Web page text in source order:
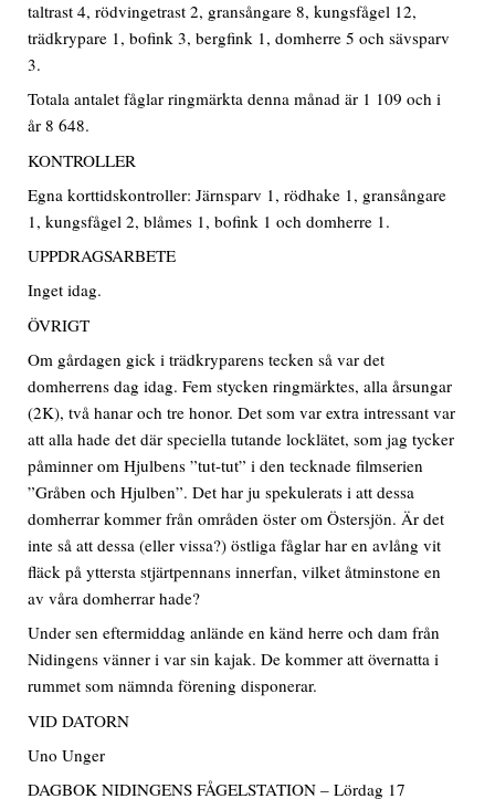
taltrast 4, rödvingetrast 2, gransångare 8, kungsfågel 12,
trädkrypare 1, bofink 3, bergfink 1, domherre 5 och sävsparv
3.
Totala antalet fåglar ringmärkta denna månad är 1 109 och i
år 8 648.
KONTROLLER
Egna korttidskontroller: Järnsparv 1, rödhake 1, gransångare
1, kungsfågel 2, blåmes 1, bofink 1 och domherre 1.
UPPDRAGSARBETE
Inget idag.
ÖVRIGT
Om gårdagen gick i trädkryparens tecken så var det
domherrens dag idag. Fem stycken ringmärktes, alla årsungar
(2K), två hanar och tre honor. Det som var extra intressant var
att alla hade det där speciella tutande locklätet, som jag tycker
påminner om Hjulbens ”tut-tut” i den tecknade filmserien
”Gråben och Hjulben”. Det har ju spekulerats i att dessa
domherrar kommer från områden öster om Östersjön. Är det
inte så att dessa (eller vissa?) östliga fåglar har en avlång vit
fläck på yttersta stjärtpennans innerfan, vilket åtminstone en
av våra domherrar hade?
Under sen eftermiddag anlände en känd herre och dam från
Nidingens vänner i var sin kajak. De kommer att övernatta i
rummet som nämnda förening disponerar.
VID DATORN
Uno Unger
DAGBOK NIDINGENS FÅGELSTATION – Lördag 17